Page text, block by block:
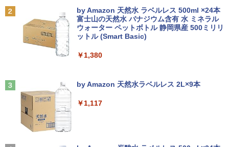
【マラソン限定30%OFF】中古 Dell Ins
piron 3593 Core i3 1005G1 第10世代CP
U メモリ8GB SSD256GB 15インチ フル
LAN テンキー DVDマルチ P75F 1年保証
2
【楽天1位!1,600円OFFクーポン 8/4 20:
00-8/11 01:59】Xiaomi Monitor A24i 20
26 ディスプレイ 1080P 23.8インチ 144
Hzリフレッシュレート sRGB99% 1670
万色 300nits ΔE＜1 低ブルーライト 大
スタンド VESA
￥17,600
【9月上旬発送予定】 ハンターハンター
全巻 HUNTER×HUNTER 1巻-39巻 セッ
料無料】【新品】
￥19,096
4
Anker Soundcore P31i ホワイト
￥5,990
ラック
￥14,990
BRUCE WAYNE feat. Flo Milli, ATL Jacob
[Explicit]
￥250
by Amazon 天然水 ラベルレス 500ml ×24本
富士山の天然水 バナジウム含有 水 ミネラル
ウォーター ペットボトル 静岡県産 500ミリリ
ットル (Smart Basic)
￥1,380
by Amazon 天然水ラベルレス 2L×9本
￥1,117